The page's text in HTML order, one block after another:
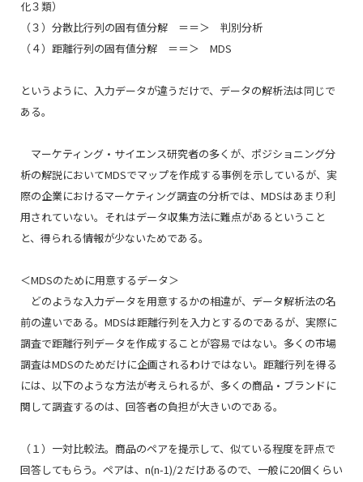
化３類）
（３）分散比行列の固有値分解 ＝＝＞ 判別分析
（４）距離行列の固有値分解 ＝＝＞ MDS
というように、入力データが違うだけで、データの解析法は同じで
ある。
マーケティング・サイエンス研究者の多くが、ポジショニング分
析の解説においてMDSでマップを作成する事例を示しているが、実
際の企業におけるマーケティング調査の分析では、MDSはあまり利
用されていない。それはデータ収集方法に難点があるということ
と、得られる情報が少ないためである。
＜MDSのために用意するデータ＞
どのような入力データを用意するかの相違が、データ解析法の名
前の違いである。MDSは距離行列を入力とするのであるが、実際に
調査で距離行列データを作成することが容易ではない。多くの市場
調査はMDSのためだけに企画されるわけではない。距離行列を得る
には、以下のような方法が考えられるが、多くの商品・ブランドに
関して調査するのは、回答者の負担が大きいのである。
（１）一対比較法。商品のペアを提示して、似ている程度を評点で
回答してもらう。ペアは、 n(n-1)/2 だけあるので、一般に20個くらい